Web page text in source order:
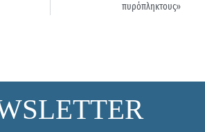
πυρόπληκτους»